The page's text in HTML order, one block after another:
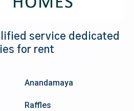
service dedicated
for rent
Anandamaya
Raffles